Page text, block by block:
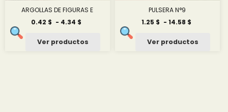
ARGOLLAS DE FIGURAS E
0.42 $ - 4.34 $
desde
Ver productos
PULSERA N°9
1.25 $ - 14.58 $
desde
Ver productos